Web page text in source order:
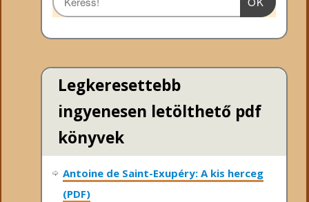
Legkeresettebb
ingyenesen letölthető pdf
könyvek
Antoine de Saint-Exupéry: A kis herceg
(PDF)